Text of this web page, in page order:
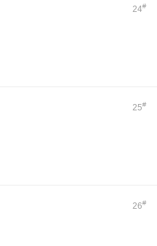
24#
25#
26#